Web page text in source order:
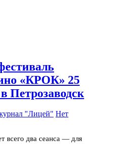
«КРОК» 25
Петрозаводск
"Лицей" Нет
всего два сеанса — для